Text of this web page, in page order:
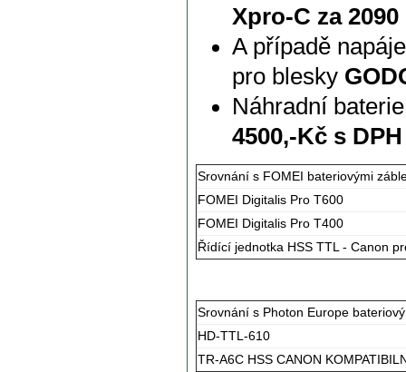
Xpro-C za 2090
A případě
pro blesky
Náhradní
4500,-Kč s DPH
Srovnání s FOMEI bateriovými
FOMEI Digitalis Pro T600
FOMEI Digitalis Pro T400
Řídící jednotka HSS TTL - Canon
Srovnání s Photon Europe
HD-TTL-610
TR-A6C HSS CANON